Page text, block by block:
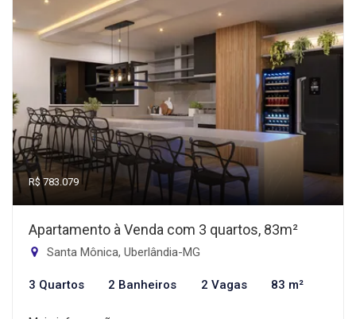
R$ 783.079
Apartamento à Venda com 3 quartos, 83m²
Santa Mônica, Uberlândia-MG
3 Quartos 2 Banheiros 2 Vagas 83 m²